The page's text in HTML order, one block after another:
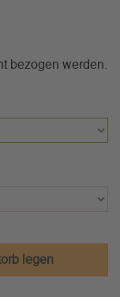
bezogen werden.
legen